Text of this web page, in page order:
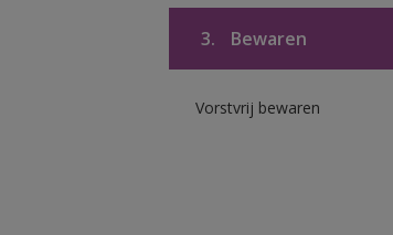
3. Bewaren
Vorstvrij bewaren